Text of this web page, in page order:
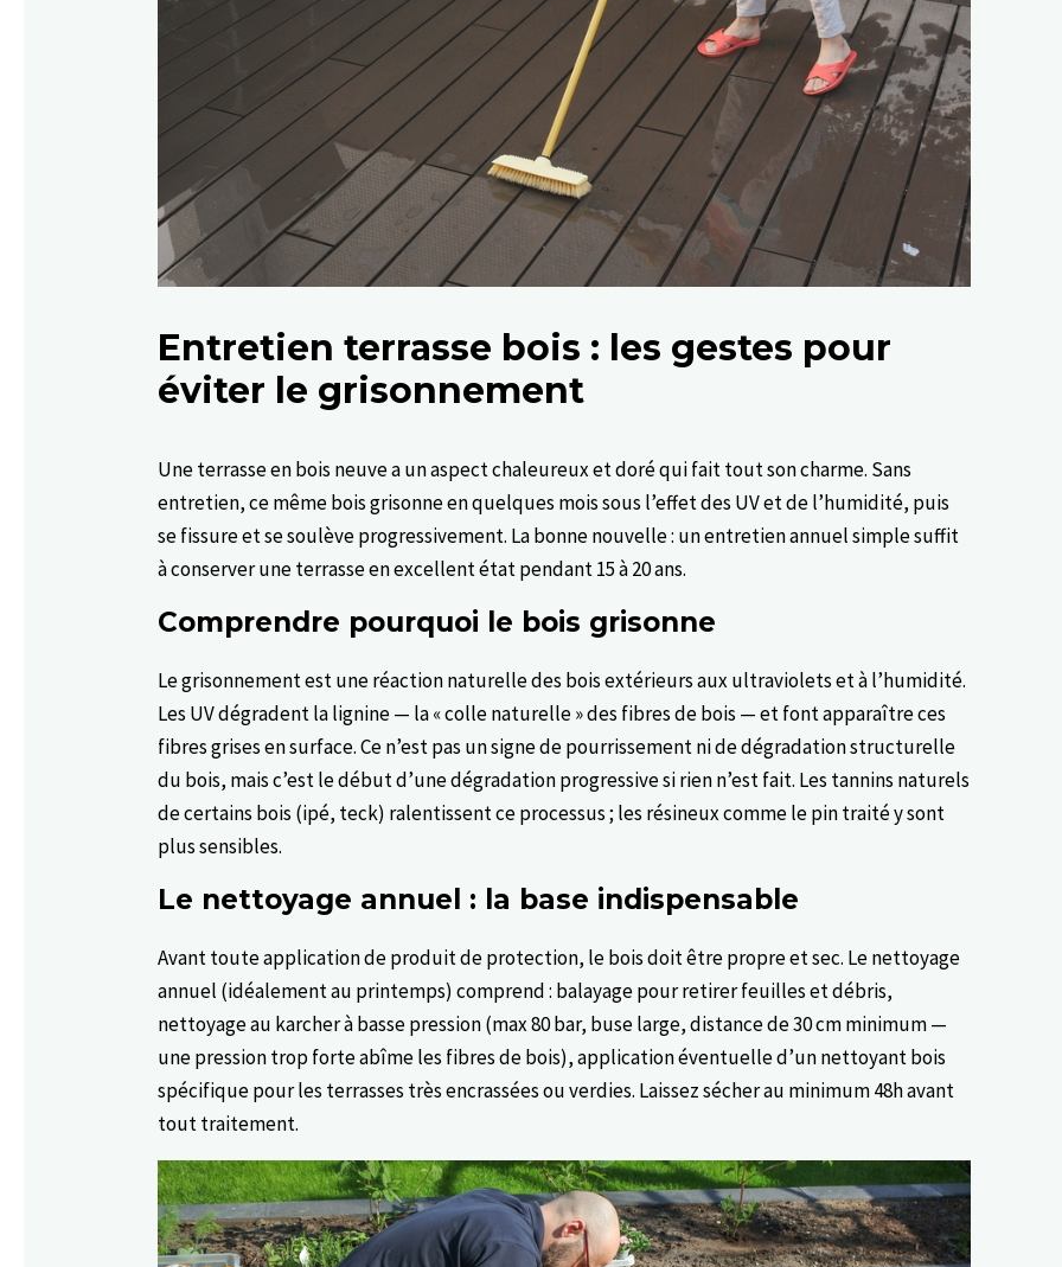
Entretien terrasse bois : les gestes pour
éviter le grisonnement
Une terrasse en bois neuve a un aspect chaleureux et doré qui fait tout son charme. Sans
entretien, ce même bois grisonne en quelques mois sous l’effet des UV et de l’humidité, puis
se fissure et se soulève progressivement. La bonne nouvelle : un entretien annuel simple suffit
à conserver une terrasse en excellent état pendant 15 à 20 ans.
Comprendre pourquoi le bois grisonne
Le grisonnement est une réaction naturelle des bois extérieurs aux ultraviolets et à l’humidité.
Les UV dégradent la lignine — la « colle naturelle » des fibres de bois — et font apparaître ces
fibres grises en surface. Ce n’est pas un signe de pourrissement ni de dégradation structurelle
du bois, mais c’est le début d’une dégradation progressive si rien n’est fait. Les tannins naturels
de certains bois (ipé, teck) ralentissent ce processus ; les résineux comme le pin traité y sont
plus sensibles.
Le nettoyage annuel : la base indispensable
Avant toute application de produit de protection, le bois doit être propre et sec. Le nettoyage
annuel (idéalement au printemps) comprend : balayage pour retirer feuilles et débris,
nettoyage au karcher à basse pression (max 80 bar, buse large, distance de 30 cm minimum —
une pression trop forte abîme les fibres de bois), application éventuelle d’un nettoyant bois
spécifique pour les terrasses très encrassées ou verdies. Laissez sécher au minimum 48h avant
tout traitement.